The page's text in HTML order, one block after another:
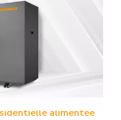
alimentée